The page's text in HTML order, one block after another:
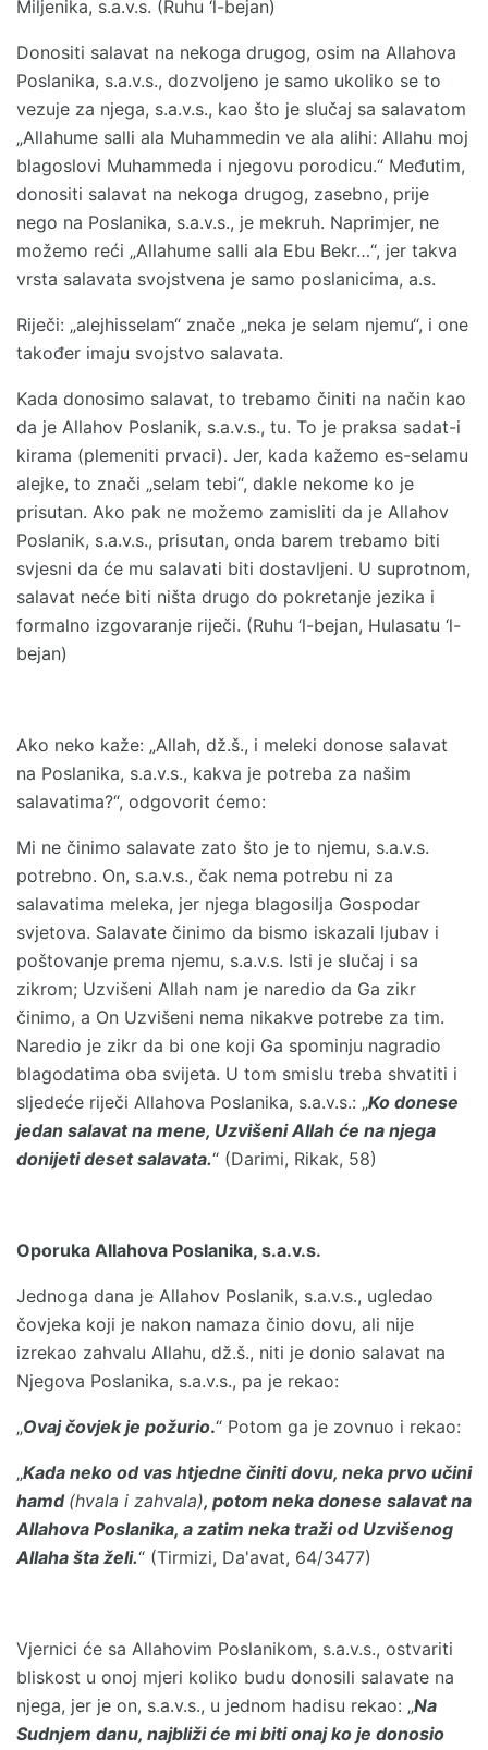
Miljenika, s.a.v.s. (Ruhu ‘l-bejan)
Donositi salavat na nekoga drugog, osim na Allahova
Poslanika, s.a.v.s., dozvoljeno je samo ukoliko se to
vezuje za njega, s.a.v.s., kao što je slučaj sa salavatom
„Allahume salli ala Muhammedin ve ala alihi: Allahu moj
blagoslovi Muhammeda i njegovu porodicu.“ Međutim,
donositi salavat na nekoga drugog, zasebno, prije
nego na Poslanika, s.a.v.s., je mekruh. Naprimjer, ne
možemo reći „Allahume salli ala Ebu Bekr…“, jer takva
vrsta salavata svojstvena je samo poslanicima, a.s.
Riječi: „alejhisselam“ znače „neka je selam njemu“, i one
također imaju svojstvo salavata.
Kada donosimo salavat, to trebamo činiti na način kao
da je Allahov Poslanik, s.a.v.s., tu. To je praksa sadat-i
kirama (plemeniti prvaci). Jer, kada kažemo es-selamu
alejke, to znači „selam tebi“, dakle nekome ko je
prisutan. Ako pak ne možemo zamisliti da je Allahov
Poslanik, s.a.v.s., prisutan, onda barem trebamo biti
svjesni da će mu salavati biti dostavljeni. U suprotnom,
salavat neće biti ništa drugo do pokretanje jezika i
formalno izgovaranje riječi. (Ruhu ‘l-bejan, Hulasatu ‘l-
bejan)
Ako neko kaže: „Allah, dž.š., i meleki donose salavat
na Poslanika, s.a.v.s., kakva je potreba za našim
salavatima?“, odgovorit ćemo:
Mi ne činimo salavate zato što je to njemu, s.a.v.s.
potrebno. On, s.a.v.s., čak nema potrebu ni za
salavatima meleka, jer njega blagosilja Gospodar
svjetova. Salavate činimo da bismo iskazali ljubav i
poštovanje prema njemu, s.a.v.s. Isti je slučaj i sa
zikrom; Uzvišeni Allah nam je naredio da Ga zikr
činimo, a On Uzvišeni nema nikakve potrebe za tim.
Naredio je zikr da bi one koji Ga spominju nagradio
blagodatima oba svijeta. U tom smislu treba shvatiti i
sljedeće riječi Allahova Poslanika, s.a.v.s.: „Ko donese
jedan salavat na mene, Uzvišeni Allah će na njega
donijeti deset salavata.“ (Darimi, Rikak, 58)
Oporuka Allahova Poslanika, s.a.v.s.
Jednoga dana je Allahov Poslanik, s.a.v.s., ugledao
čovjeka koji je nakon namaza činio dovu, ali nije
izrekao zahvalu Allahu, dž.š., niti je donio salavat na
Njegova Poslanika, s.a.v.s., pa je rekao:
„Ovaj čovjek je požurio.“ Potom ga je zovnuo i rekao:
„Kada neko od vas htjedne činiti dovu, neka prvo učini
hamd (hvala i zahvala), potom neka donese salavat na
Allahova Poslanika, a zatim neka traži od Uzvišenog
Allaha šta želi.“ (Tirmizi, Da'avat, 64/3477)
Vjernici će sa Allahovim Poslanikom, s.a.v.s., ostvariti
bliskost u onoj mjeri koliko budu donosili salavate na
njega, jer je on, s.a.v.s., u jednom hadisu rekao: „Na
Sudnjem danu, najbliži će mi biti onaj ko je donosio